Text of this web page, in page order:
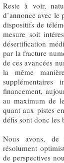
Reste à voir,
d’annonce avec
dispositifs de
mesure soit
désertification
par la fracture
de ces avancées
la même
financement,
au maximum de
quant aux pistes
défis sont donc les
Nous avons, de
résolument
de perspectives